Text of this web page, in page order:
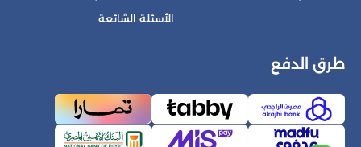
الأسئلة الشائعة
طرق الدفع